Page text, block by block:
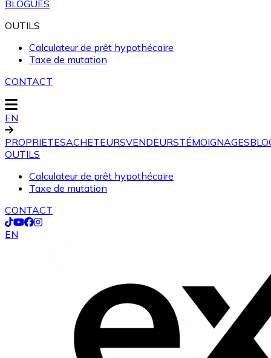
BLOGUES
OUTILS
Calculateur de prêt hypothécaire
Taxe de mutation
CONTACT
EN
PROPRIETESACHETEURSVENDEURSTÉMOIGNAGES
OUTILS
Calculateur de prêt hypothécaire
Taxe de mutation
CONTACT
EN